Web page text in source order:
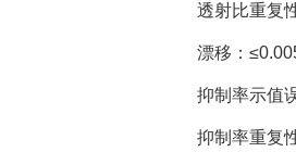
透射比重复性
漂移：
抑制率示值误
抑制率重复